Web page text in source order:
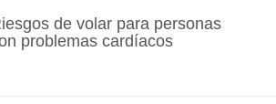
de volar para personas
problemas cardíacos